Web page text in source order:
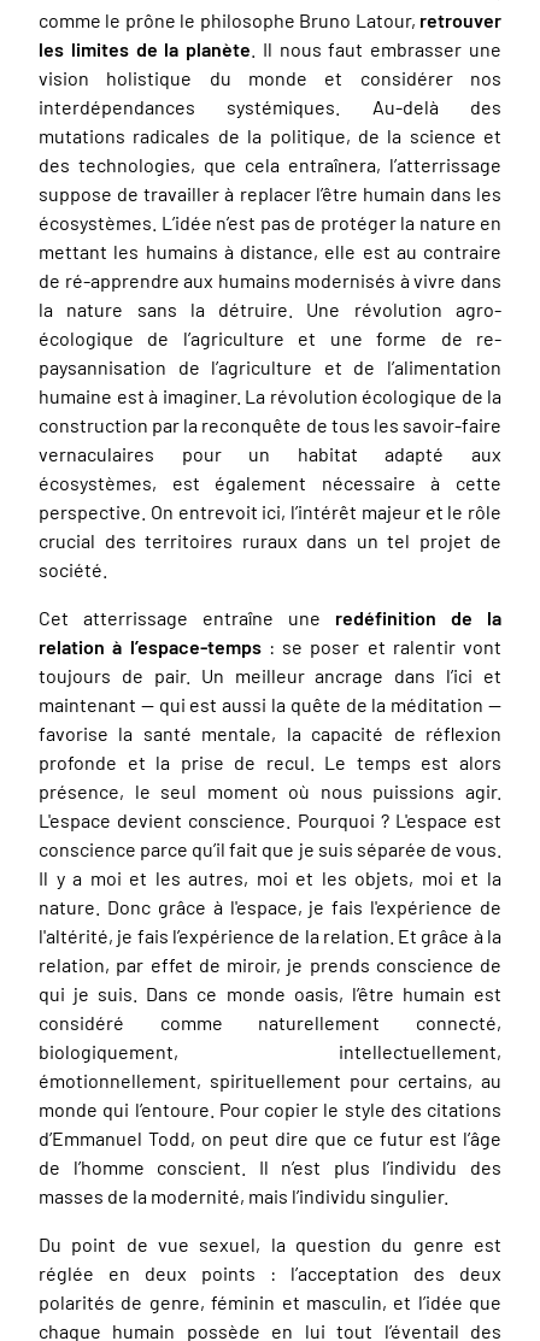
comme le prône le philosophe Bruno Latour, retrouver
les limites de la planète . Il nous faut embrasser une
vision holistique du monde et considérer nos
interdépendances systémiques. Au-delà des
mutations radicales de la politique, de la science et
des technologies, que cela entraînera, l’atterrissage
suppose de travailler à replacer l’être humain dans les
écosystèmes. L’idée n’est pas de protéger la nature en
mettant les humains à distance, elle est au contraire
de ré-apprendre aux humains modernisés à vivre dans
la nature sans la détruire. Une révolution agro-
écologique de l’agriculture et une forme de re-
paysannisation de l’agriculture et de l’alimentation
humaine est à imaginer. La révolution écologique de la
construction par la reconquête de tous les savoir-faire
vernaculaires pour un habitat adapté aux
écosystèmes, est également nécessaire à cette
perspective. On entrevoit ici, l’intérêt majeur et le rôle
crucial des territoires ruraux dans un tel projet de
société.
Cet atterrissage entraîne une redéfinition de la
relation à l’espace-temps : se poser et ralentir vont
toujours de pair. Un meilleur ancrage dans l’ici et
maintenant — qui est aussi la quête de la méditation —
favorise la santé mentale, la capacité de réflexion
profonde et la prise de recul. Le temps est alors
présence, le seul moment où nous puissions agir.
L'espace devient conscience. Pourquoi ? L'espace est
conscience parce qu’il fait que je suis séparée de vous.
Il y a moi et les autres, moi et les objets, moi et la
nature. Donc grâce à l'espace, je fais l'expérience de
l'altérité, je fais l’expérience de la relation. Et grâce à la
relation, par effet de miroir, je prends conscience de
qui je suis. Dans ce monde oasis, l’être humain est
considéré comme naturellement connecté,
biologiquement, intellectuellement,
émotionnellement, spirituellement pour certains, au
monde qui l’entoure. Pour copier le style des citations
d’Emmanuel Todd, on peut dire que ce futur est l’âge
de l’homme conscient. Il n’est plus l’individu des
masses de la modernité, mais l’individu singulier.
Du point de vue sexuel, la question du genre est
réglée en deux points : l’acceptation des deux
polarités de genre, féminin et masculin, et l’idée que
chaque humain possède en lui tout l’éventail des